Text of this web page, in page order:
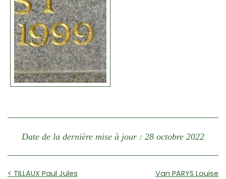
Date de la dernière mise à jour : 28 octobre 2022
< TILLAUX Paul Jules
Van PARYS Louise